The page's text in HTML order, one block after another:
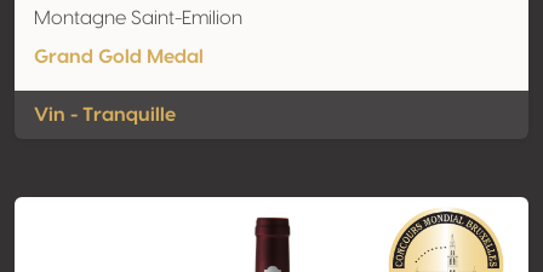
Montagne Saint-Emilion
Grand Gold Medal
Vin - Tranquille